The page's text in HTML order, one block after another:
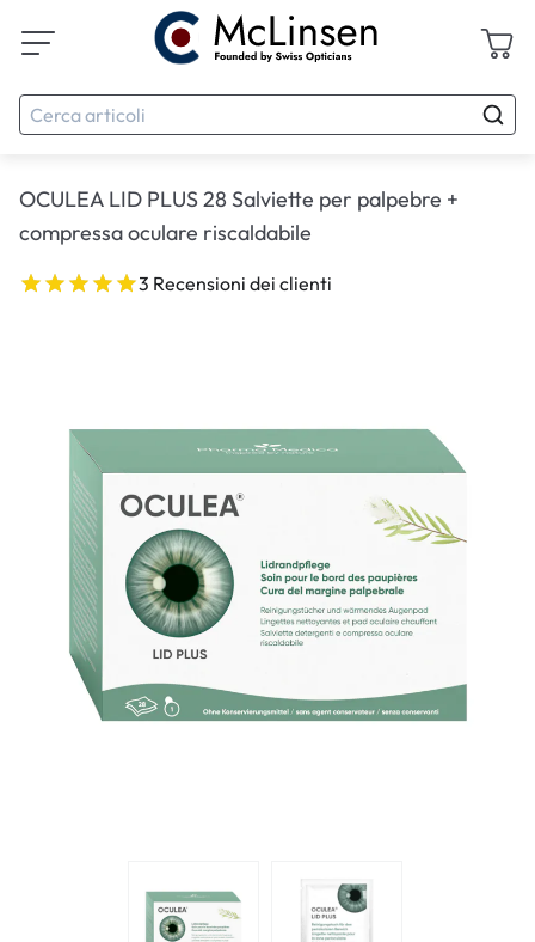
OCULEA LID PLUS 28 Salviette per palpebre +
compressa oculare riscaldabile
3 Recensioni dei clienti